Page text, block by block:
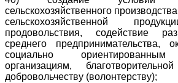
сельскохозяйственного
сельскохозяйственной
продовольствия, содействие
среднего предпринимательства,
социально ориентированным
организациям,
добровольчеству (волонтерству);